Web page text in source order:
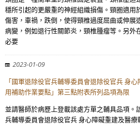
穩所引起的更嚴重的神經組織損傷。頸圈適用
傷害，車禍，跌倒，使得頸椎過度屈曲或伸展
病變，例如退行性關節炎，頸椎腫瘤等。另外
必要
2023-01-09
「國軍退除役官兵輔導委員會退除役官兵 身
用補助作業要點」第三點附表所列品項為限
並請醫師於病歷上登載該處方單之輔具品項。
兵輔導委員會退除役官兵 身心障礙重建及醫